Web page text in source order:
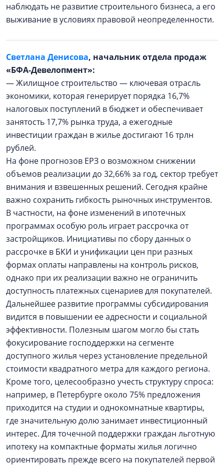
наблюдать не развитие строительного бизнеса, а его
выживание в условиях правовой неопределенности.
Светлана Денисова, начальник отдела продаж
«БФА-Девелопмент»:
— Жилищное строительство — ключевая отрасль
экономики, которая генерирует порядка 16,7%
налоговых поступлений в бюджет и обеспечивает
занятость 17,7% рынка труда, а ежегодные
инвестиции граждан в жилье достигают 16 трлн
рублей.
На фоне прогнозов ЕРЗ о возможном снижении
объемов реализации до 32,66% за год, сектор требует
внимания и взвешенных решений. Сегодня крайне
важно сохранить гибкость рыночных инструментов.
В частности, на фоне изменений в ипотечных
программах особую роль играет рассрочка от
застройщиков. Инициативы по сбору данных о
рассрочке в БКИ и унификации цен при разных
формах оплаты направлены на контроль рисков,
однако при их реализации важно не ограничить
доступность платежных сценариев для покупателей.
Дальнейшее развитие программы субсидирования
видится в повышении ее адресности и социальной
эффективности. Полезным шагом могло бы стать
фокусирование господдержки на сегменте
доступного жилья через установление предельной
стоимости квадратного метра для каждого региона.
Кроме того, целесообразно учесть структуру спроса:
например, в Петербурге около 75% предложения
приходится на студии и однокомнатные квартиры,
где значительную долю занимает инвестиционный
интерес. Для точечной поддержки граждан льготную
ипотеку на компактные форматы жилья логично
ориентировать прежде всего на покупателей первой